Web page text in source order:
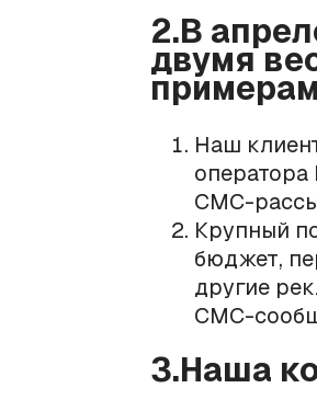
2.В
двумя
Наш
оператора
СМС-
Крупный
бюджет,
другие
СМС-
3.Наша